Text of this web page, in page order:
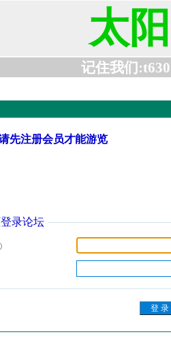
太
记住我们
先注册会员才能游览
录论坛